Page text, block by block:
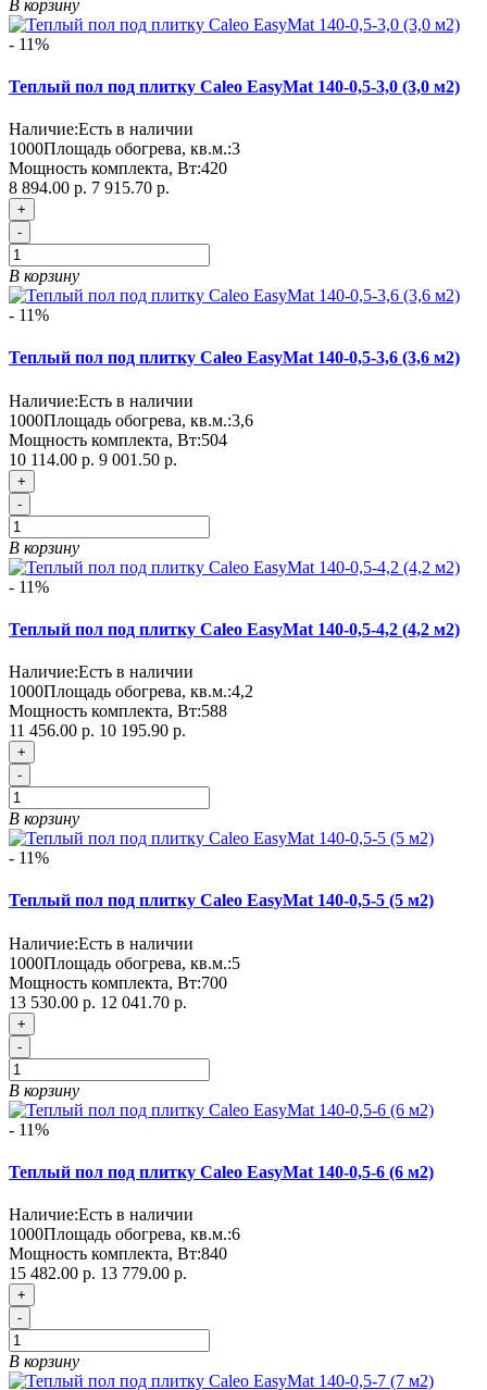
В корзину
- 11%
Теплый пол под плитку Caleo EasyMat 140-0,5-3,0 (3,0 м2)
Наличие:Есть в наличии
1000Площадь обогрева, кв.м.:3
Мощность комплекта, Вт:420
8 894.00 р. 7 915.70 р.
+
-
В корзину
- 11%
Теплый пол под плитку Caleo EasyMat 140-0,5-3,6 (3,6 м2)
Наличие:Есть в наличии
1000Площадь обогрева, кв.м.:3,6
Мощность комплекта, Вт:504
10 114.00 р. 9 001.50 р.
+
-
В корзину
- 11%
Теплый пол под плитку Caleo EasyMat 140-0,5-4,2 (4,2 м2)
Наличие:Есть в наличии
1000Площадь обогрева, кв.м.:4,2
Мощность комплекта, Вт:588
11 456.00 р. 10 195.90 р.
+
-
В корзину
- 11%
Теплый пол под плитку Caleo EasyMat 140-0,5-5 (5 м2)
Наличие:Есть в наличии
1000Площадь обогрева, кв.м.:5
Мощность комплекта, Вт:700
13 530.00 р. 12 041.70 р.
+
-
В корзину
- 11%
Теплый пол под плитку Caleo EasyMat 140-0,5-6 (6 м2)
Наличие:Есть в наличии
1000Площадь обогрева, кв.м.:6
Мощность комплекта, Вт:840
15 482.00 р. 13 779.00 р.
+
-
В корзину